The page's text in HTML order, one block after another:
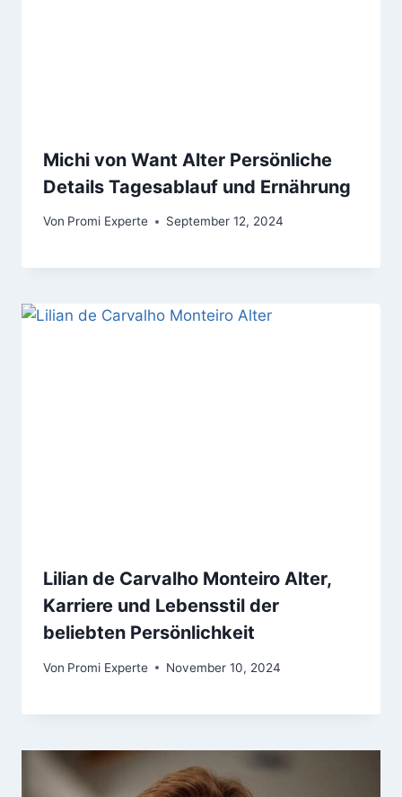
Michi von Want Alter Persönliche
Details Tagesablauf und Ernährung
Von Promi Experte September 12, 2024
Lilian de Carvalho Monteiro Alter,
Karriere und Lebensstil der
beliebten Persönlichkeit
Von Promi Experte November 10, 2024